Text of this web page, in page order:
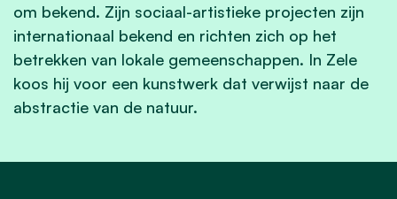
om bekend. Zijn sociaal-artistieke projecten zijn
internationaal bekend en richten zich op het
betrekken van lokale gemeenschappen. In Zele
koos hij voor een kunstwerk dat verwijst naar de
abstractie van de natuur.